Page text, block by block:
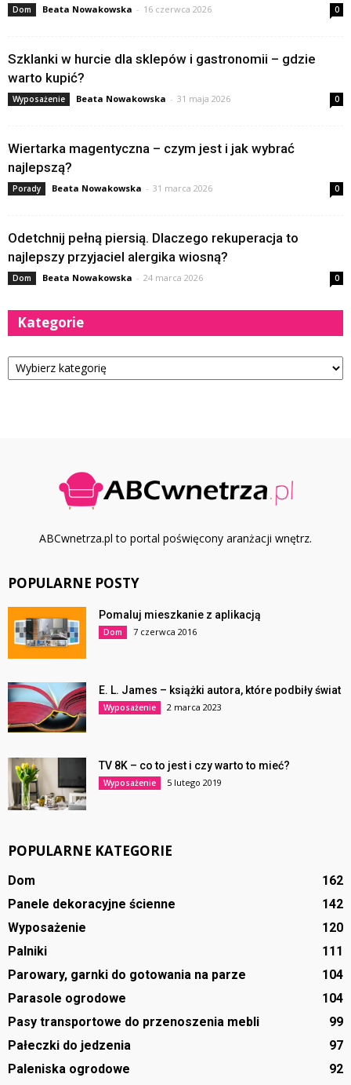
Dom Beata Nowakowska - 16 czerwca 2026 0
Szklanki w hurcie dla sklepów i gastronomii – gdzie
warto kupić?
Wyposażenie Beata Nowakowska - 31 maja 2026 0
Wiertarka magentyczna – czym jest i jak wybrać
najlepszą?
Porady Beata Nowakowska - 31 marca 2026 0
Odetchnij pełną piersią. Dlaczego rekuperacja to
najlepszy przyjaciel alergika wiosną?
Dom Beata Nowakowska - 24 marca 2026 0
Kategorie
Kategorie
ABCwnetrza.pl to portal poświęcony aranżacji wnętrz.
POPULARNE POSTY
Pomaluj mieszkanie z aplikacją
Dom 7 czerwca 2016
E. L. James – książki autora, które podbiły świat
Wyposażenie 2 marca 2023
TV 8K – co to jest i czy warto to mieć?
Wyposażenie 5 lutego 2019
POPULARNE KATEGORIE
Dom
162
Panele dekoracyjne ścienne
142
Wyposażenie
120
Palniki
111
Parowary, garnki do gotowania na parze
104
Parasole ogrodowe
104
Pasy transportowe do przenoszenia mebli
99
Pałeczki do jedzenia
97
Paleniska ogrodowe
92